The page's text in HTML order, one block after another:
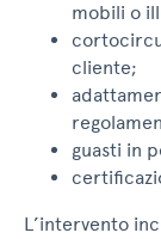
mobili o
cliente;
guasti in
L’intervento